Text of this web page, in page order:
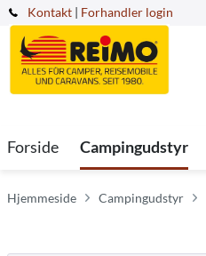
Kontakt | Forhandler login
Forside Campingudstyr
Hjemmeside Campingudstyr